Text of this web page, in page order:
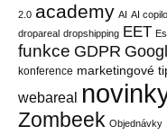
2.0 academy AI AI
dropareal dropshipping EET
funkce GDPR
konference marketingové
webareal
Zombeek Objednávky